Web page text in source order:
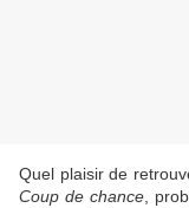
Quel plaisir de
Coup de chance,